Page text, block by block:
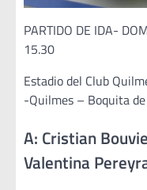
PARTIDO DE IDA-
15.30
Estadio del Club
-Quilmes – Boquita de
A: Cristian
Valentina